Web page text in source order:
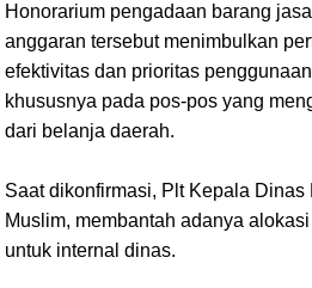
Honorarium pengadaan barang
anggaran tersebut menimbulkan
efektivitas dan prioritas
khususnya pada pos-pos yang
dari belanja daerah.
Saat dikonfirmasi, Plt Kepala
Muslim, membantah adanya
untuk internal dinas.